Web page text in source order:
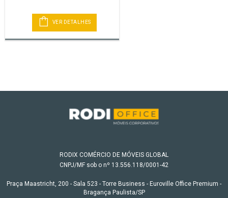
VER DETALHES
RODIX COMÉRCIO DE MÓVEIS GLOBAL
CNPJ/MF sob o nº 13.556.118/0001-42
Praça Maastricht, 200 - Sala 523 - Torre Business - Euroville Office Premium -
Bragança Paulista/SP